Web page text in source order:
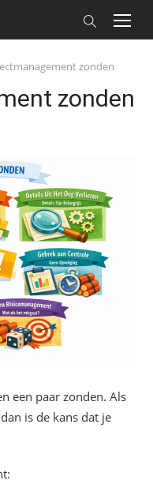
zonden
zonden
een paar zonden. Als
is de kans dat je